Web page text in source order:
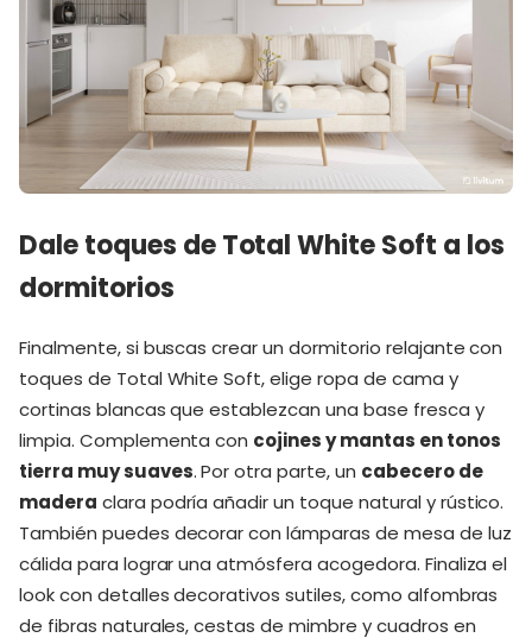
Dale toques de Total White Soft a los
dormitorios
Finalmente, si buscas crear un dormitorio relajante con
toques de Total White Soft, elige ropa de cama y
cortinas blancas que establezcan una base fresca y
limpia. Complementa con cojines y mantas en tonos
tierra muy suaves. Por otra parte, un cabecero de
madera clara podría añadir un toque natural y rústico.
También puedes decorar con lámparas de mesa de luz
cálida para lograr una atmósfera acogedora. Finaliza el
look con detalles decorativos sutiles, como alfombras
de fibras naturales, cestas de mimbre y cuadros en